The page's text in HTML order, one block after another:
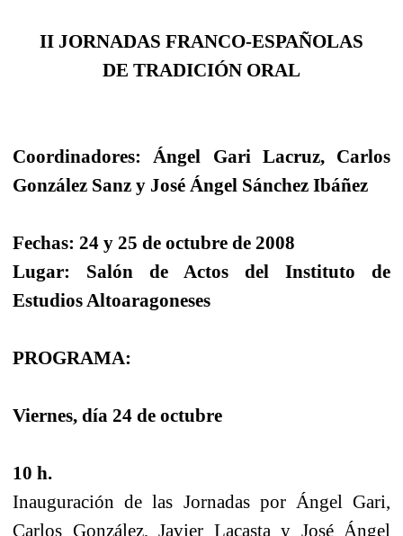
II JORNADAS FRANCO-ESPAÑOLAS
DE TRADICIÓN ORAL
Coordinadores: Ángel Gari Lacruz, Carlos
González Sanz y José Ángel Sánchez Ibáñez
Fechas: 24 y 25 de octubre de 2008
Lugar: Salón de Actos del Instituto de
Estudios Altoaragoneses
PROGRAMA:
Viernes, día 24 de octubre
10 h.
Inauguración de las Jornadas por Ángel Gari,
Carlos González, Javier Lacasta y José Ángel